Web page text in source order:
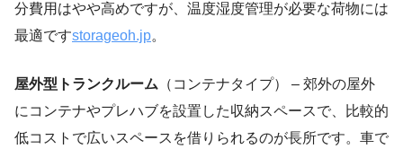
分費用はやや高めですが、温度湿度管理が必要な荷物には
最適ですstorageoh.jp。
屋外型トランクルーム （コンテナタイプ） – 郊外の屋外
にコンテナやプレハブを設置した収納スペースで、比較的
低コストで広いスペースを借りられるのが長所です。車で